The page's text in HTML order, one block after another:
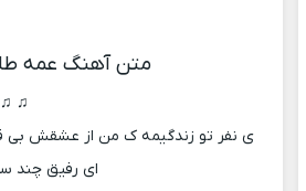
متن آهنگ عمه
♫
ی نفر تو زندگیمه ک من از عشقش بی
ای رفیق چند